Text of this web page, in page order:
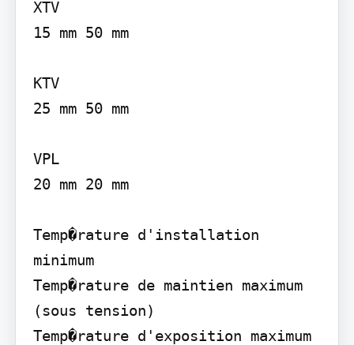
XTV
15 mm 50 mm
KTV
25 mm 50 mm
VPL
20 mm 20 mm
Temp�rature d'installation
minimum
Temp�rature de maintien maximum
(sous tension)
Temp�rature d'exposition maximum